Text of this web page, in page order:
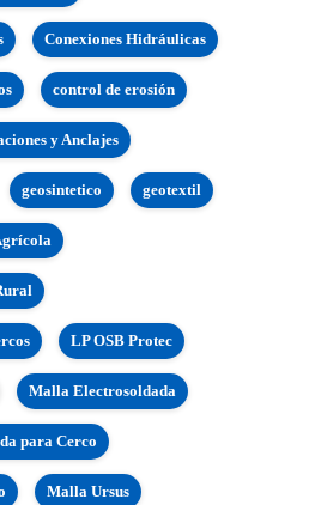
Conexiones Hidráulicas
control de erosión
y Anclajes
geosintetico geotextil
LP OSB Protec
Malla Electrosoldada
para Cerco
Malla Ursus